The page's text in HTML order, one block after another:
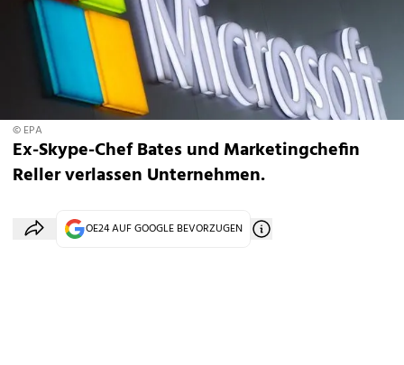
© EPA
Ex-Skype-Chef Bates und Marketingchefin
Reller verlassen Unternehmen.
OE24 AUF GOOGLE BEVORZUGEN